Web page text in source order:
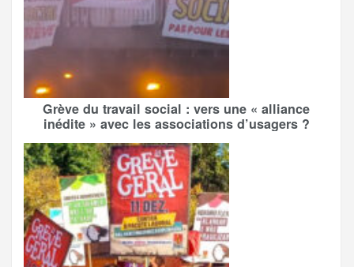
Grève du travail social : vers une « alliance
inédite » avec les associations d’usagers ?